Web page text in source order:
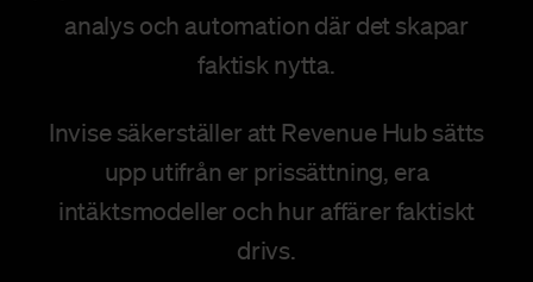
analys och automation där det skapar
faktisk nytta.
Invise säkerställer att Revenue Hub sätts
upp utifrån er prissättning, era
intäktsmodeller och hur affärer faktiskt
drivs.